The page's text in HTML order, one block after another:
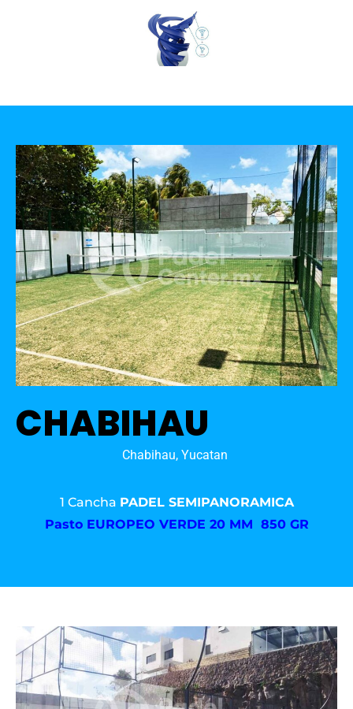
CHABIHAU
Chabihau, Yucatan
1 Cancha PADEL SEMIPANORAMICA
Pasto EUROPEO VERDE 20 MM 850 GR